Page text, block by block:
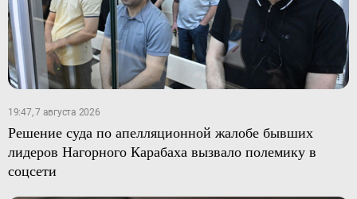
19:47, 7 августа 2026
Решение суда по апелляционной жалобе бывших
лидеров Нагорного Карабаха вызвало полемику в
соцсети